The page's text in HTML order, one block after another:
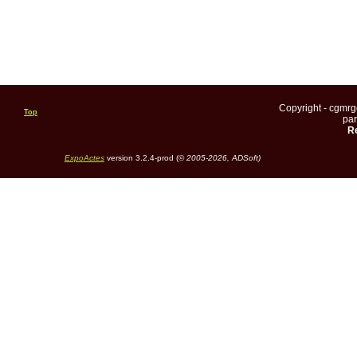
Top
Copyright -
ExpoActesversion 3.2.4-prod (©2005-2026, ADSoft)